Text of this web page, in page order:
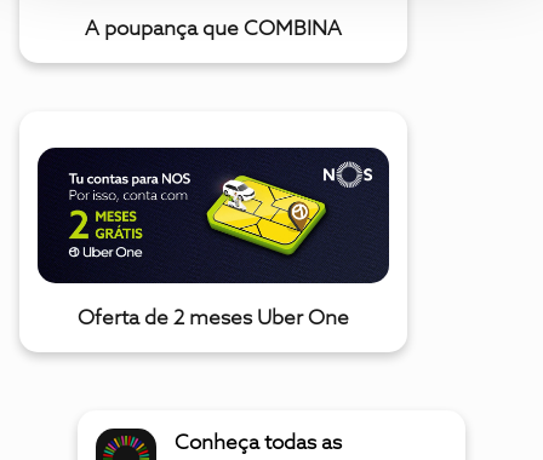
A poupança que COMBINA
Oferta de 2 meses Uber One
Conheça todas as